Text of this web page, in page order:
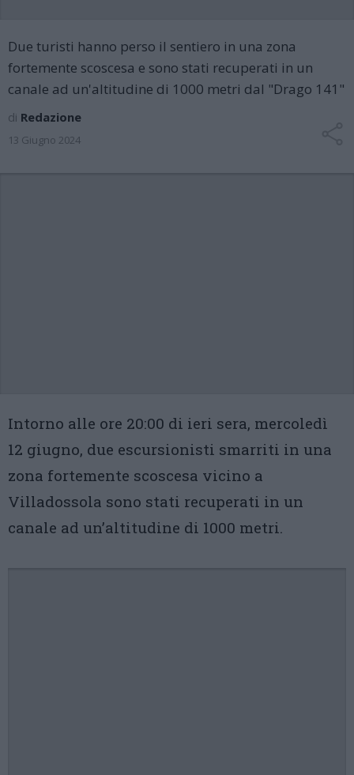
Due turisti hanno perso il sentiero in una zona
fortemente scoscesa e sono stati recuperati in un
canale ad un'altitudine di 1000 metri dal "Drago 141"
di Redazione
13 Giugno 2024
Intorno alle ore 20:00 di ieri sera, mercoledì
12 giugno, due escursionisti smarriti in una
zona fortemente scoscesa vicino a
Villadossola sono stati recuperati in un
canale ad un’altitudine di 1000 metri.